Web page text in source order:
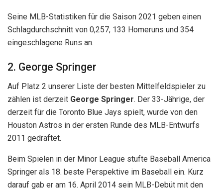
Seine MLB-Statistiken für die Saison 2021 geben einen
Schlagdurchschnitt von 0,257, 133 Homeruns und 354
eingeschlagene Runs an.
2. George Springer
Auf Platz 2 unserer Liste der besten Mittelfeldspieler zu
zählen ist derzeit George Springer. Der 33-Jährige, der
derzeit für die Toronto Blue Jays spielt, wurde von den
Houston Astros in der ersten Runde des MLB-Entwurfs
2011 gedraftet.
Beim Spielen in der Minor League stufte Baseball America
Springer als 18. beste Perspektive im Baseball ein. Kurz
darauf gab er am 16. April 2014 sein MLB-Debüt mit den